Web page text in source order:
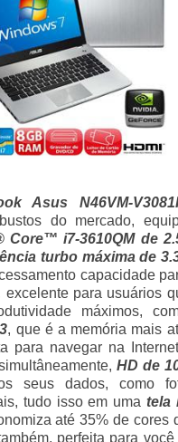
Asus N46VM-
do mercado,
Core™ i7-3610QM de
turbo máxima de
capacidade
excelente para usuários
máximos,
, que é a memória mais
para navegar na
HD de
seus dados, como
tudo isso em uma tela
até 35% de cores
perfeita para você